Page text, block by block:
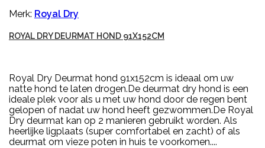
Merk: Royal Dry
ROYAL DRY DEURMAT HOND 91X152CM
Royal Dry Deurmat hond 91x152cm is ideaal om uw
natte hond te laten drogen.De deurmat dry hond is een
ideale plek voor als u met uw hond door de regen bent
gelopen of nadat uw hond heeft gezwommen.De Royal
Dry deurmat kan op 2 manieren gebruikt worden. Als
heerlijke ligplaats (super comfortabel en zacht) of als
deurmat om vieze poten in huis te voorkomen....